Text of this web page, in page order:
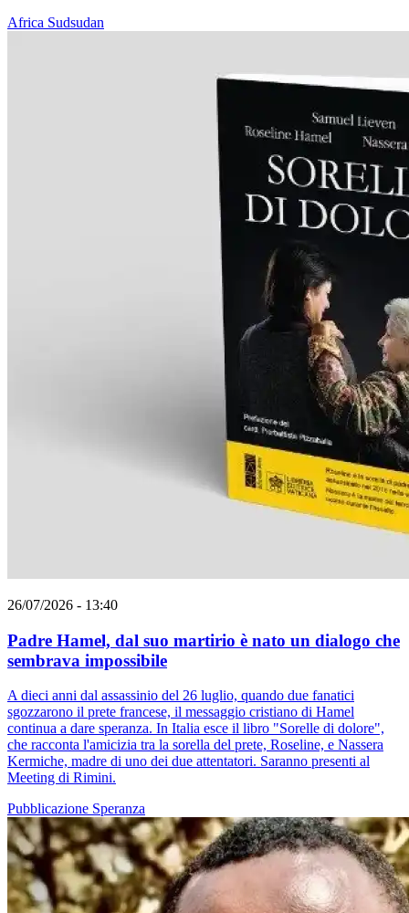
Africa Sudsudan
26/07/2026 - 13:40
Padre Hamel, dal suo martirio è nato un dialogo che
sembrava impossibile
A dieci anni dal assassinio del 26 luglio, quando due fanatici
sgozzarono il prete francese, il messaggio cristiano di Hamel
continua a dare speranza. In Italia esce il libro "Sorelle di dolore",
che racconta l'amicizia tra la sorella del prete, Roseline, e Nassera
Kermiche, madre di uno dei due attentatori. Saranno presenti al
Meeting di Rimini.
Pubblicazione Speranza